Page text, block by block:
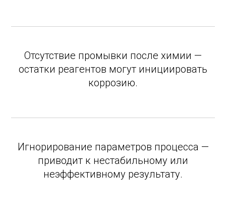
Отсутствие промывки после химии —
остатки реагентов могут инициировать
коррозию.
Игнорирование параметров процесса —
приводит к нестабильному или
неэффективному результату.